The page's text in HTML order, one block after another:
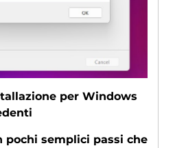
per Windows
pochi semplici passi che